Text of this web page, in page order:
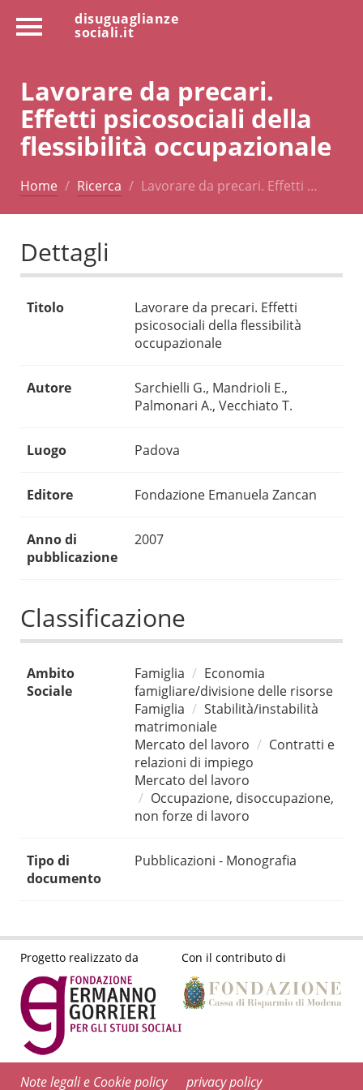
disuguaglianze
sociali.it
Lavorare da precari.
Effetti psicosociali della
flessibilità occupazionale
Home Ricerca Lavorare da precari. Effetti …
Dettagli
Titolo
Lavorare da precari. Effetti
psicosociali della flessibilità
occupazionale
Autore
Sarchielli G., Mandrioli E.,
Palmonari A., Vecchiato T.
Luogo Padova
Editore Fondazione Emanuela Zancan
Anno di
pubblicazione
2007
Classificazione
Ambito
Sociale
Famiglia
Economia
famigliare/divisione delle risorse
Famiglia
Stabilità/instabilità
matrimoniale
Mercato del lavoro
Contratti e
relazioni di impiego
Mercato del lavoro
Occupazione, disoccupazione,
non forze di lavoro
Tipo di
documento
Pubblicazioni - Monografia
Progetto realizzato da Con il contributo di
Note legali e Cookie policy privacy policy